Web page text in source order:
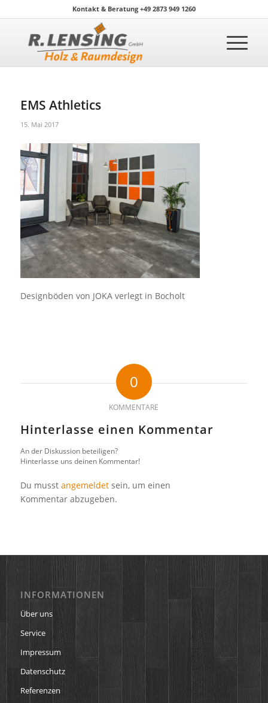
Kontakt & Beratung +49 2873 949 1260
EMS Athletics
15. Mai 2017
Designböden von JOKA verlegt in Bocholt
0
KOMMENTARE
Hinterlasse einen Kommentar
An der Diskussion beteiligen?
Hinterlasse uns deinen Kommentar!
Du musst angemeldetsein, um einen
Kommentar abzugeben.
INFORMATIONEN
Über uns
Service
Impressum
Datenschutz
Referenzen